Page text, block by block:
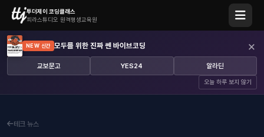
투더제이 코딩클래스
피라스튜디오 원격평생교육원
NEW 신간 모두를 위한 진짜 쎈 바이브코딩
교보문고 YES24 알라딘
오늘 하루 보지 않기
×
테크 뉴스